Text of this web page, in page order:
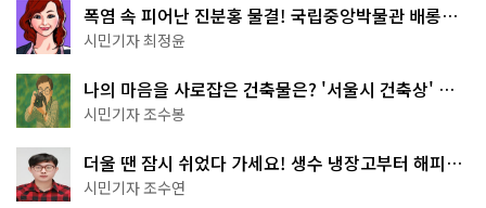
폭염 속 피어난 진분홍 물결! 국립중앙박물관 배롱나
무 명소
시민기자 최정윤
나의 마음을 사로잡은 건축물은? '서울시 건축상' 수
상작 공개!
시민기자 조수봉
더울 땐 잠시 쉬었다 가세요! 생수 냉장고부터 해피소
·무더위쉼터까지
시민기자 조수연